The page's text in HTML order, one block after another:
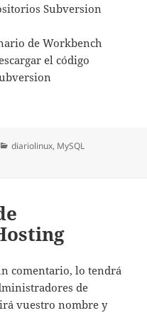
Subversion
de Workbench
el código
Categorías
diariolinux, MySQL
comentario, lo tendrá
de
vuestro nombre y